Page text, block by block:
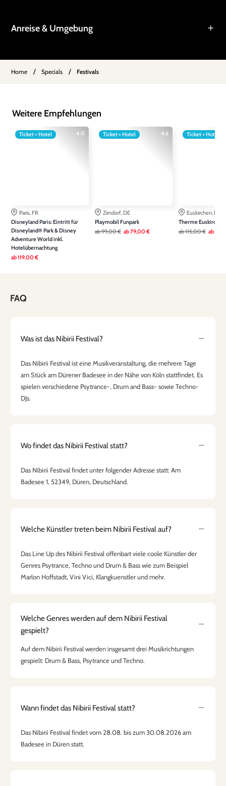
Anreise & Umgebung
Home / Specials / Festivals
Weitere Empfehlungen
4.0
Ticket + Hotel
Paris, FR
Disneyland Paris: Eintritt für
Disneyland® Park & Disney
Adventure World inkl.
Hotelübernachtung
ab119,00 €
4.6
Ticket + Hotel
Zirndorf, DE
Playmobil Funpark
ab99,00 € ab79,00 €
Ticket + Hotel
Euskirchen, DE
Therme Euskirchen
ab115,00 € ab
FAQ
Was ist das Nibirii Festival?
Das Nibirii Festival ist eine Musikveranstaltung, die mehrere Tage
am Stück am Dürener Badesee in der Nähe von Köln stattfindet. Es
spielen verschiedene Psytrance-, Drum and Bass- sowie Techno-
DJs.
Wo findet das Nibirii Festival statt?
Das Nibirii Festival findet unter folgender Adresse statt: Am
Badesee 1, 52349, Düren, Deutschland.
Welche Künstler treten beim Nibirii Festival auf?
Das Line Up des Nibirii Festival offenbart viele coole Künstler der
Genres Psytrance, Techno und Drum & Bass wie zum Beispiel
Marlon Hoffstadt, Vini Vici, Klangkuenstler und mehr.
Welche Genres werden auf dem Nibirii Festival
gespielt?
Auf dem Nibirii Festival werden insgesamt drei Musikrichtungen
gespielt: Drum & Bass, Psytrance und Techno.
Wann findet das Nibirii Festival statt?
Das Nibirii Festival findet vom 28.08. bis zum 30.08.2026 am
Badesee in Düren statt.